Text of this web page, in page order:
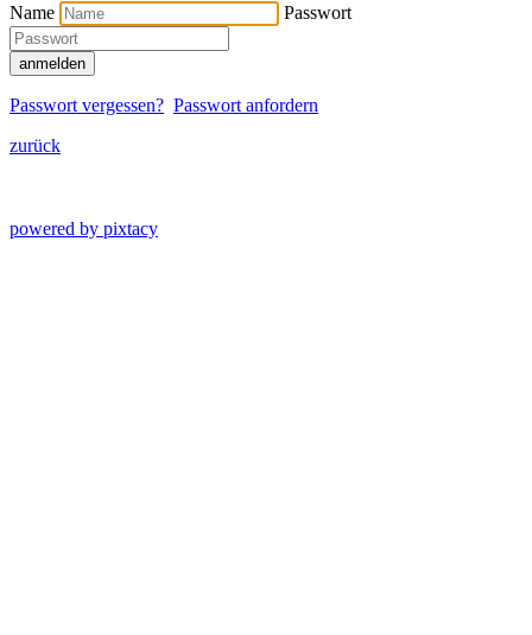
Name Passwort
anmelden
Passwort vergessen? Passwort anfordern
zurück
powered by pixtacy